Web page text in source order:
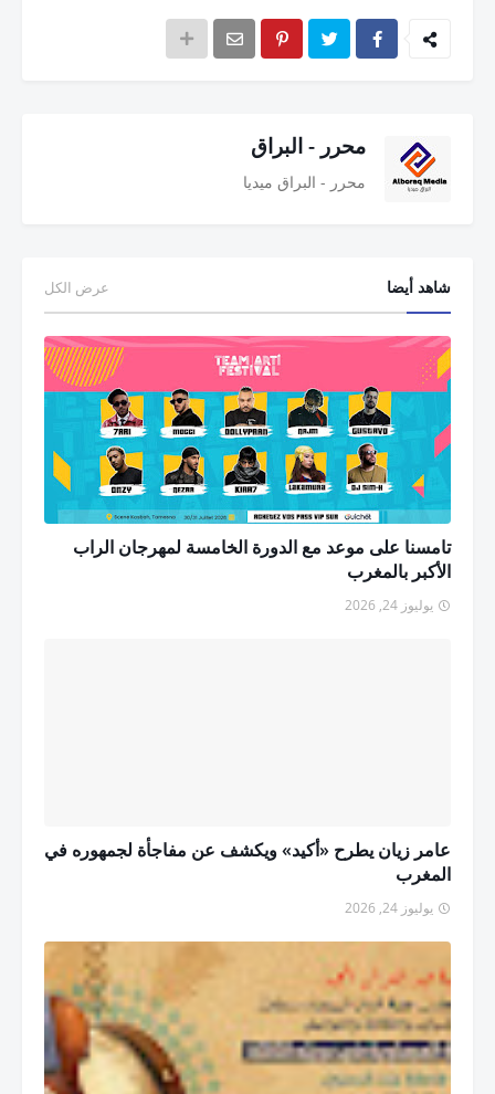
محرر - البراق
محرر - البراق ميديا
شاهد أيضا عرض الكل
تامسنا على موعد مع الدورة الخامسة لمهرجان الراب
الأكبر بالمغرب
يوليوز 24, 2026
عامر زيان يطرح «أكيد» ويكشف عن مفاجأة لجمهوره في
المغرب
يوليوز 24, 2026